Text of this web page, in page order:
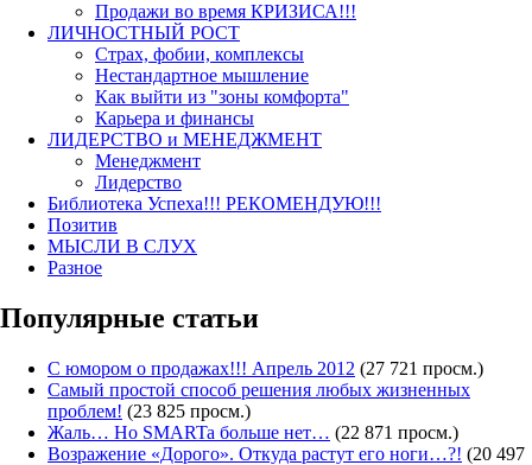
Продажи во время КРИЗИСА!!!
ЛИЧНОСТНЫЙ РОСТ
Страх, фобии, комплексы
Нестандартное мышление
Как выйти из "зоны комфорта"
Карьера и финансы
ЛИДЕРСТВО и МЕНЕДЖМЕНТ
Менеджмент
Лидерство
Библиотека Успеха!!! РЕКОМЕНДУЮ!!!
Позитив
МЫСЛИ В СЛУХ
Разное
Популярные статьи
С юмором о продажах!!! Апрель 2012 (27 721 просм.)
Самый простой способ решения любых жизненных
проблем! (23 825 просм.)
Жаль… Но SMARTa больше нет… (22 871 просм.)
Возражение «Дорого». Откуда растут его ноги…?! (20 497